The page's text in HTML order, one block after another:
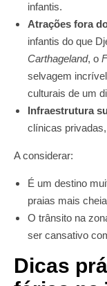
infantis.
Atrações fora
infantis do que
Carthageland, o
selvagem
culturais de um
Infraestrutura
clínicas
A considerar:
É um destino
praias mais
O trânsito na
ser cansativo
Dicas